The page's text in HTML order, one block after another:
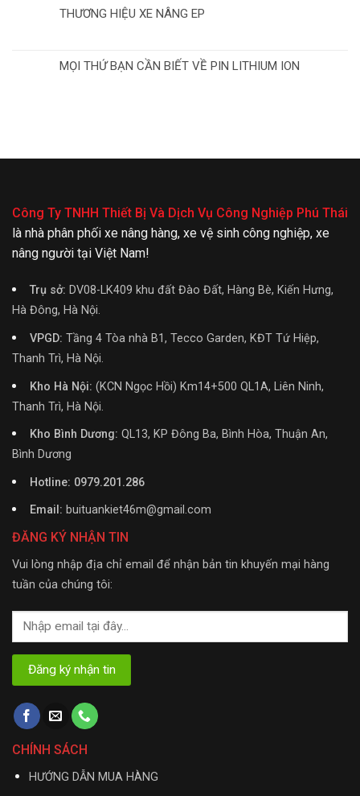
THƯƠNG HIỆU XE NÂNG EP
MỌI THỨ BẠN CẦN BIẾT VỀ PIN LITHIUM ION
Công Ty TNHH Thiết Bị Và Dịch Vụ Công Nghiệp Phú Thái
là nhà phân phối xe nâng hàng, xe vệ sinh công nghiệp, xe
nâng người tại Việt Nam!
Trụ sở: DV08-LK409 khu đất Đào Đất, Hàng Bè, Kiến Hưng,
Hà Đông, Hà Nội.
VPGD: Tầng 4 Tòa nhà B1, Tecco Garden, KĐT Tứ Hiệp,
Thanh Trì, Hà Nội.
Kho Hà Nội: (KCN Ngọc Hồi) Km14+500 QL1A, Liên Ninh,
Thanh Trì, Hà Nội.
Kho Bình Dương: QL13, KP Đông Ba, Bình Hòa, Thuận An,
Bình Dương
Hotline: 0979.201.286
Email: buituankiet46m@gmail.com
ĐĂNG KÝ NHẬN TIN
Vui lòng nhập địa chỉ email để nhận bản tin khuyến mại hàng
tuần của chúng tôi:
CHÍNH SÁCH
HƯỚNG DẪN MUA HÀNG